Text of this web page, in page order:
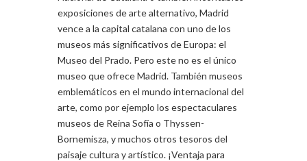
exposiciones de arte alternativo, Madrid
vence a la capital catalana con uno de los
museos más significativos de Europa: el
Museo del Prado. Pero este no es el único
museo que ofrece Madrid. También museos
emblemáticos en el mundo internacional del
arte, como por ejemplo los espectaculares
museos de Reina Sofía o Thyssen-
Bornemisza, y muchos otros tesoros del
paisaje cultura y artístico. ¡Ventaja para